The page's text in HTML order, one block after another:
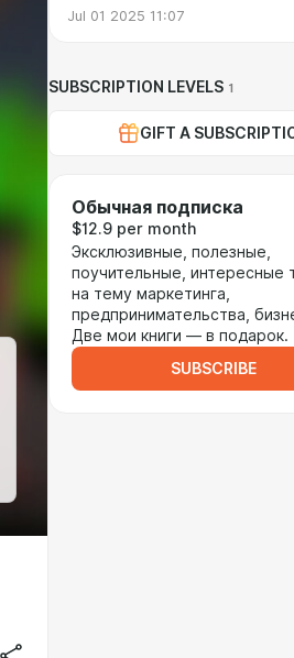
Jul 01 2025 11:07
SUBSCRIPTION LEVELS 1
GIFT A
Обычная подписка
$12.9 per month
Эксклюзивные, полезные,
поучительные, интересные
на тему маркетинга,
предпринимательства,
Две мои книги — в подарок.
SUBSCRIBE